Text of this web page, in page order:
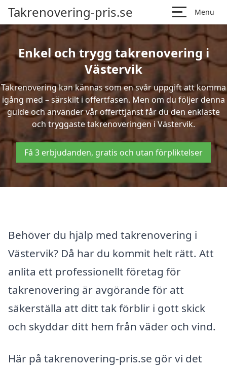
Takrenovering-pris.se Menu
Enkel och trygg takrenovering i
Västervik
Takrenovering kan kännas som en svår uppgift att komma
igång med – särskilt i offertfasen. Men om du följer denna
guide och använder vår offerttjänst får du den enklaste
och tryggaste takrenoveringen i Västervik.
Få 3 erbjudanden, gratis och utan förpliktelser
Behöver du hjälp med takrenovering i
Västervik? Då har du kommit helt rätt. Att
anlita ett professionellt företag för
takrenovering är avgörande för att
säkerställa att ditt tak förblir i gott skick
och skyddar ditt hem från väder och vind.
Här på takrenovering-pris.se gör vi det